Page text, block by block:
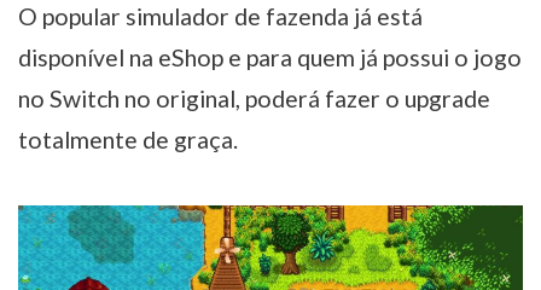
O popular simulador de fazenda já está
disponível na eShop e para quem já possui o jogo
no Switch no original, poderá fazer o upgrade
totalmente de graça.